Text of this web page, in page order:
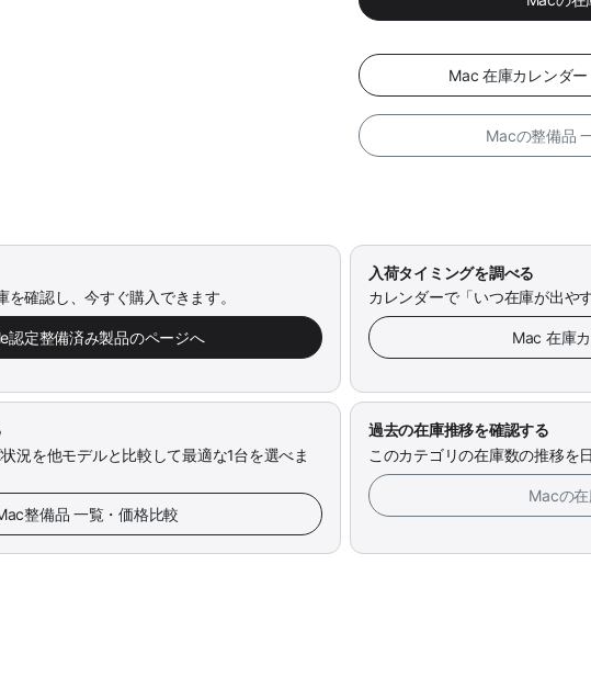
Mac 在庫カレンダー
Macの整備品
確認し、今すぐ購入できます。
認定整備済み製品のページへ
入荷タイミングを調べる
カレンダーで「いつ在庫が出や
Mac 在庫
況を他モデルと比較して最適な1台を選べま
整備品 一覧・価格比較
過去の在庫推移を確認する
このカテゴリの在庫数の推移を
Macの